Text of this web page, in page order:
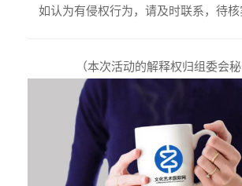
如认为有侵权行为，请及时联系，待
（本次活动的解释权归组委会秘